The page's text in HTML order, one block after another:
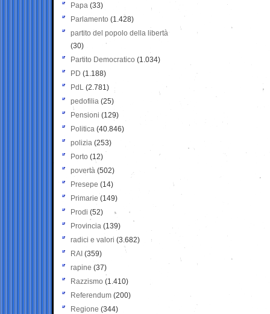
Papa (33)
Parlamento (1.428)
partito del popolo della libertà
(30)
Partito Democratico (1.034)
PD (1.188)
PdL (2.781)
pedofilia (25)
Pensioni (129)
Politica (40.846)
polizia (253)
Porto (12)
povertà (502)
Presepe (14)
Primarie (149)
Prodi (52)
Provincia (139)
radici e valori (3.682)
RAI (359)
rapine (37)
Razzismo (1.410)
Referendum (200)
Regione (344)